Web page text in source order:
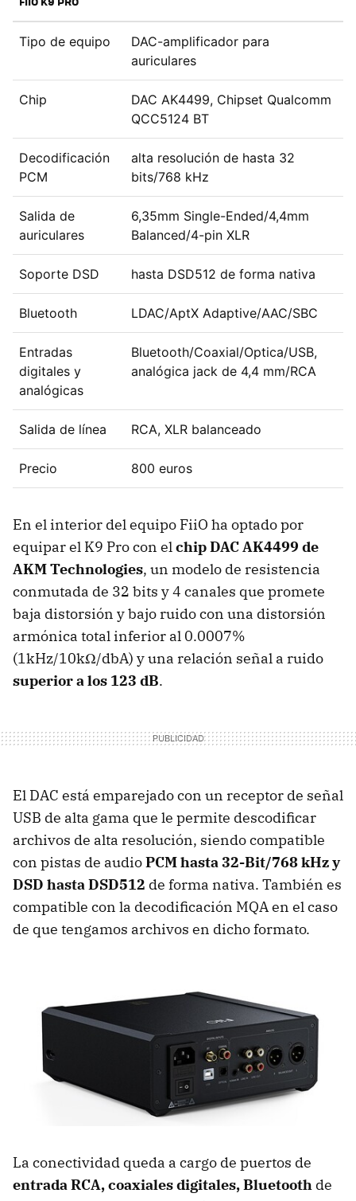
Tipo de equipo
DAC-amplificador para
auriculares
Chip
DAC AK4499, Chipset Qualcomm
QCC5124 BT
Decodificación
PCM
alta resolución de hasta 32
bits/768 kHz
Salida de
auriculares
6,35mm Single-Ended/4,4mm
Balanced/4-pin XLR
Soporte DSD hasta DSD512 de forma nativa
Bluetooth LDAC/AptX Adaptive/AAC/SBC
Entradas
digitales y
analógicas
Bluetooth/Coaxial/Optica/USB,
analógica jack de 4,4 mm/RCA
Salida de línea RCA, XLR balanceado
Precio 800 euros
En el interior del equipo FiiO ha optado por
equipar el K9 Pro con elchip DAC AK4499 de
AKM Technologies, un modelo de resistencia
conmutada de 32 bits y 4 canales que promete
baja distorsión y bajo ruido con una distorsión
armónica total inferior al 0.0007%
(1kHz/10kΩ/dbA) y una relación señal a ruido
superior a los 123 dB.
El DAC está emparejado con un receptor de señal
USB de alta gama que le permite descodificar
archivos de alta resolución, siendo compatible
con pistas de audioPCM hasta 32-Bit/768 kHz y
DSD hasta DSD512 de forma nativa. También es
compatible con la decodificación MQA en el caso
de que tengamos archivos en dicho formato.
La conectividad queda a cargo de puertos de
entrada RCA, coaxiales digitales, Bluetooth de